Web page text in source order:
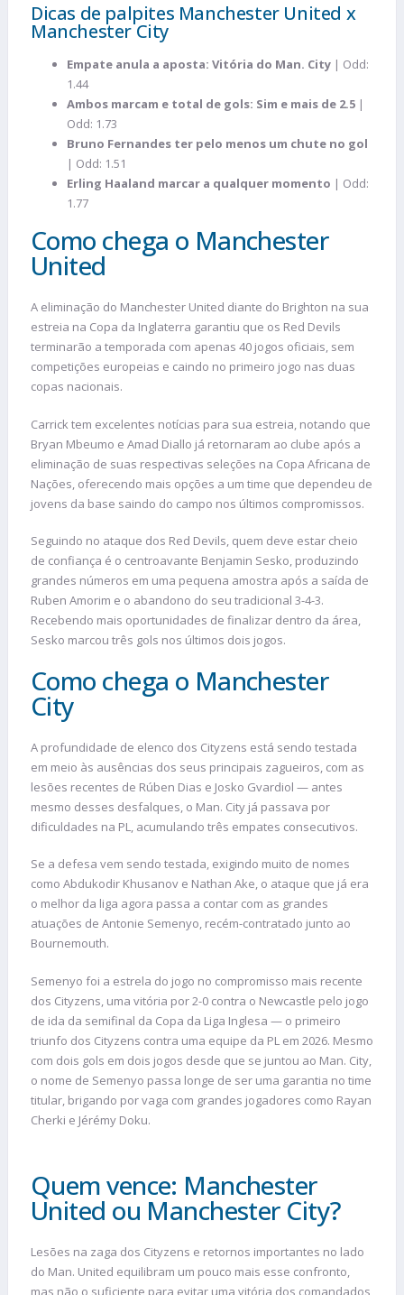
Dicas de palpites Manchester United x
Manchester City
Empate anula a aposta: Vitória do Man. City | Odd:
1.44
Ambos marcam e total de gols: Sim e mais de 2.5 |
Odd: 1.73
Bruno Fernandes ter pelo menos um chute no gol
| Odd: 1.51
Erling Haaland marcar a qualquer momento | Odd:
1.77
Como chega o Manchester
United
A eliminação do Manchester United diante do Brighton na sua
estreia na Copa da Inglaterra garantiu que os Red Devils
terminarão a temporada com apenas 40 jogos oficiais, sem
competições europeias e caindo no primeiro jogo nas duas
copas nacionais.
Carrick tem excelentes notícias para sua estreia, notando que
Bryan Mbeumo e Amad Diallo já retornaram ao clube após a
eliminação de suas respectivas seleções na Copa Africana de
Nações, oferecendo mais opções a um time que dependeu de
jovens da base saindo do campo nos últimos compromissos.
Seguindo no ataque dos Red Devils, quem deve estar cheio
de confiança é o centroavante Benjamin Sesko, produzindo
grandes números em uma pequena amostra após a saída de
Ruben Amorim e o abandono do seu tradicional 3-4-3.
Recebendo mais oportunidades de finalizar dentro da área,
Sesko marcou três gols nos últimos dois jogos.
Como chega o Manchester
City
A profundidade de elenco dos Cityzens está sendo testada
em meio às ausências dos seus principais zagueiros, com as
lesões recentes de Rúben Dias e Josko Gvardiol — antes
mesmo desses desfalques, o Man. City já passava por
dificuldades na PL, acumulando três empates consecutivos.
Se a defesa vem sendo testada, exigindo muito de nomes
como Abdukodir Khusanov e Nathan Ake, o ataque que já era
o melhor da liga agora passa a contar com as grandes
atuações de Antonie Semenyo, recém-contratado junto ao
Bournemouth.
Semenyo foi a estrela do jogo no compromisso mais recente
dos Cityzens, uma vitória por 2-0 contra o Newcastle pelo jogo
de ida da semifinal da Copa da Liga Inglesa — o primeiro
triunfo dos Cityzens contra uma equipe da PL em 2026. Mesmo
com dois gols em dois jogos desde que se juntou ao Man. City,
o nome de Semenyo passa longe de ser uma garantia no time
titular, brigando por vaga com grandes jogadores como Rayan
Cherki e Jérémy Doku.
Quem vence: Manchester
United ou Manchester City?
Lesões na zaga dos Cityzens e retornos importantes no lado
do Man. United equilibram um pouco mais esse confronto,
mas não o suficiente para evitar uma vitória dos comandados